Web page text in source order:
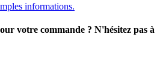
informations.
votre commande ? N'hésitez pas à